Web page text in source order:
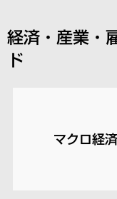
経済・産業・
ド
マクロ経